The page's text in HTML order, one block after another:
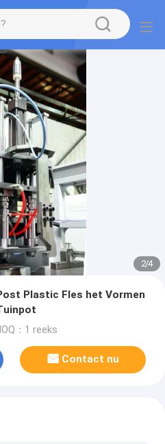
2/4
Plastic Fles het Vormen
：1 reeks
Contact nu